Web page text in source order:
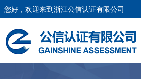
您好，欢迎来到浙江公信认证有限公司